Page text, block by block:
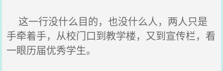
这一行没什么目的，也没什么人，两人只是
手牵着手，从校门口到教学楼，又到宣传栏，看
一眼历届优秀学生。